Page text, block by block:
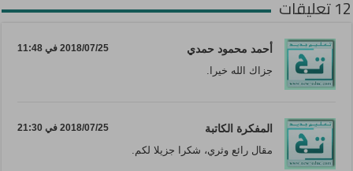
12 تعليقات
أحمد محمود حمدي 2018/07/25 في 11:48
جزاك الله خيرا.
المفكرة الكاتبة 2018/07/25 في 21:30
مقال رائع وثري، شكرا جزيلا لكم.